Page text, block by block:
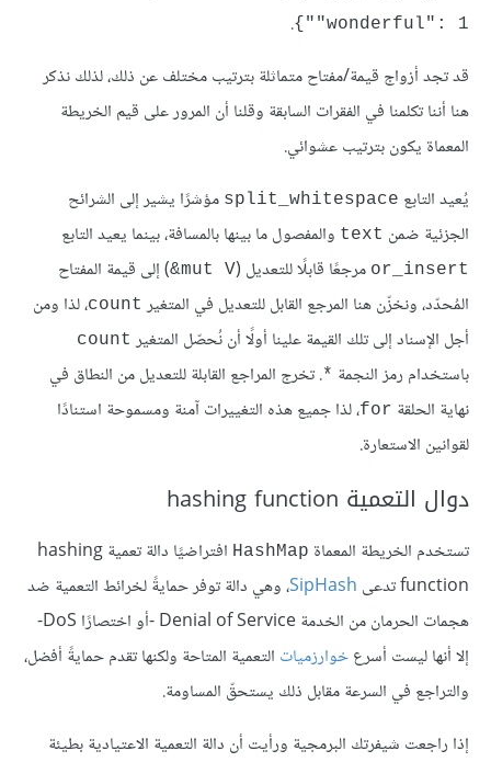
"wonderful": 1"}
.
قد تجد أزواج قيمة/مفتاح متماثلة بترتيب مختلف عن ذلك، لذلك نذكر
هنا أننا تكلمنا في الفقرات السابقة وقلنا أن المرور على قيم الخريطة
المعماة يكون بترتيب عشوائي.
يُعيد التابع split_whitespace مؤشرًا يشير إلى الشرائح
الجزئية ضمن text والمفصول ما بينها بالمسافة، بينما يعيد التابع
or_insert مرجعًا قابلًا للتعديل (‎&mut V) إلى قيمة المفتاح
المُحدّد، ونخزّن هنا المرجع القابل للتعديل في المتغير count، لذا ومن
أجل الإسناد إلى تلك القيمة علينا أولًا أن نُحصّل المتغير count
باستخدام رمز النجمة *. تخرج المراجع القابلة للتعديل من النطاق في
نهاية الحلقة for، لذا جميع هذه التغييرات آمنة ومسموحة استنادًا
لقوانين الاستعارة.
دوال التعمية hashing function
تستخدم الخريطة المعماة HashMap
افتراضيًا دالة تعمية hashing
function تدعى
SipHash، وهي دالة توفر حمايةً لخرائط التعمية ضد
هجمات الحرمان من الخدمة Denial of Service -أو اختصارًا DoS-
إلا أنها ليست أسرعخوارزميات التعمية المتاحة ولكنها تقدم حمايةً أفضل،
والتراجع في السرعة مقابل ذلك يستحقّ المساومة.
إذا راجعت شيفرتك البرمجية ورأيت أن دالة التعمية الاعتيادية بطيئة